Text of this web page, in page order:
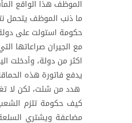
الموظف هذا الواقع
ما ذنب الموظف يتحمل
حكومة استولت على
مع الجيران صراعاتها
اكثر من دولة،
يدفع فاتورة هذه
هدد من شئت، لكن لا
كيف حكومة تلزم